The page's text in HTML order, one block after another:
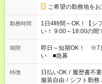
ご希望の勤務地を
勤務時間
1日4時間～OK！【シ
い！ 9:00～18:00の間で
のライフスタイルに
勤務時間もご用意し
期間
即日～短期OK！ ※7
い ■急募
特徴 日払いOK / 履歴書不要
服装自由 / シフト勤務